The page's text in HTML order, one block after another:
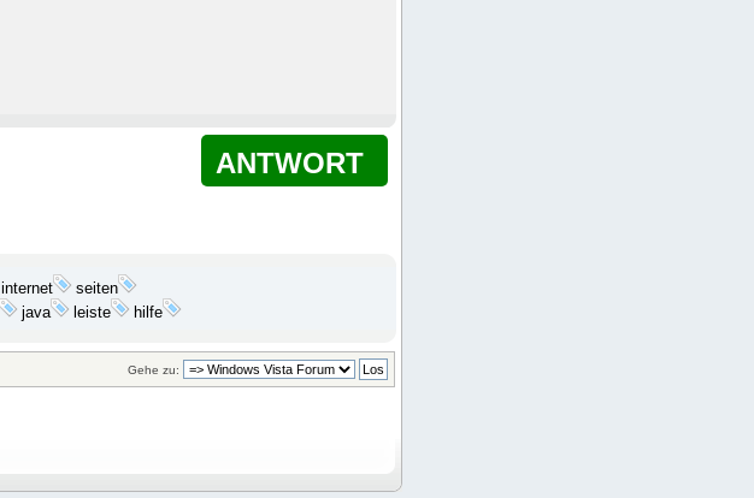
ANTWORT
internet seiten
java leiste hilfe
Gehe zu: